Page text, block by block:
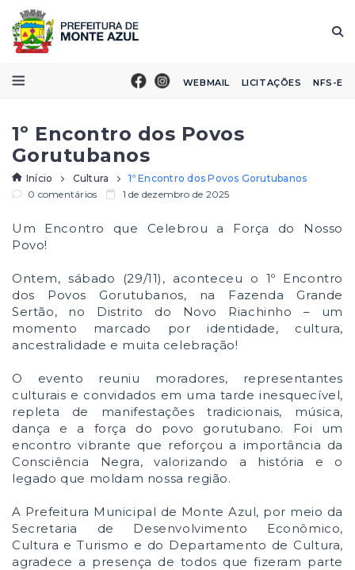
WEBMAIL LICITAÇÕES NFS-E
1º Encontro dos Povos
Gorutubanos
Início Cultura
1º Encontro dos Povos Gorutubanos
0 comentários
1 de dezembro de 2025
Um Encontro que Celebrou a Força do Nosso
Povo!
Ontem, sábado (29/11), aconteceu o 1º Encontro
dos Povos Gorutubanos, na Fazenda Grande
Sertão, no Distrito do Novo Riachinho – um
momento marcado por identidade, cultura,
ancestralidade e muita celebração!
O evento reuniu moradores, representantes
culturais e convidados em uma tarde inesquecível,
repleta de manifestações tradicionais, música,
dança e a força do povo gorutubano. Foi um
encontro vibrante que reforçou a importância da
Consciência Negra, valorizando a história e o
legado que moldam nossa região.
A Prefeitura Municipal de Monte Azul, por meio da
Secretaria de Desenvolvimento Econômico,
Cultura e Turismo e do Departamento de Cultura,
agradece a presença de todos que fizeram parte